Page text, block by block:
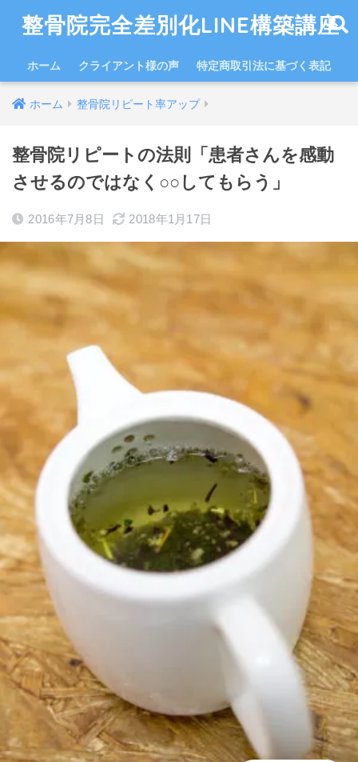
整骨院完全差別化LINE構築講座
ホーム クライアント様の声 特定商取引法に基づく表記
ホーム 整骨院リピート率アップ
整骨院リピートの法則「患者さんを感動
させるのではなく○○してもらう」
2016年7月8日 2018年1月17日